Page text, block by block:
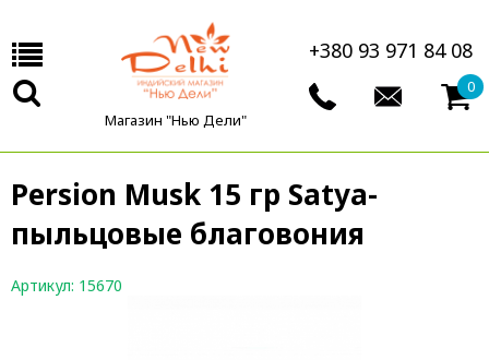
Магазин "Нью Дели"
+380 93 971 84 08
0
Persion Musk 15 гр Satya-
пыльцовые благовония
Артикул: 15670